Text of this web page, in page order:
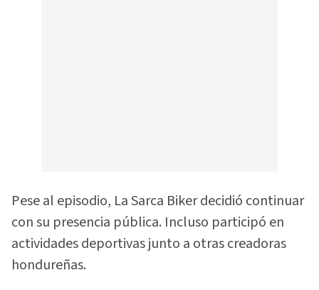
Pese al episodio, La Sarca Biker decidió continuar
con su presencia pública. Incluso participó en
actividades deportivas junto a otras creadoras
hondureñas.